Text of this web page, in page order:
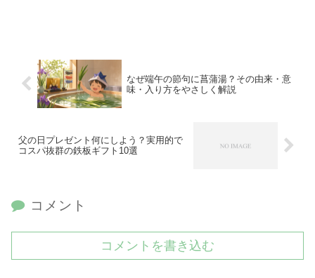
なぜ端午の節句に菖蒲湯？その由来・意
味・入り方をやさしく解説
父の日プレゼント何にしよう？実用的で
コスパ抜群の鉄板ギフト10選
コメント
コメントを書き込む